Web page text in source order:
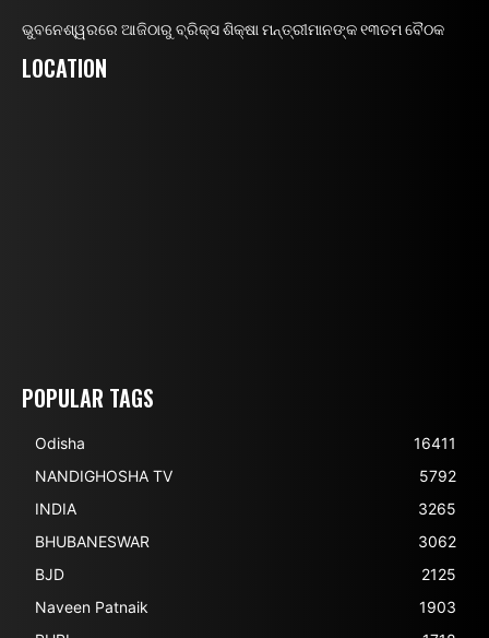
ଭୁବନେଶ୍ୱରରେ ଆଜିଠାରୁ ବ୍ରିକ୍ସ ଶିକ୍ଷା ମନ୍ତ୍ରୀମାନଙ୍କ ୧୩ତମ ବୈଠକ
LOCATION
POPULAR TAGS
Odisha
16411
NANDIGHOSHA TV
5792
INDIA
3265
BHUBANESWAR
3062
BJD
2125
Naveen Patnaik
1903